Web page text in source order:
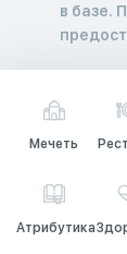
в базе.
Мечеть
Атрибутика